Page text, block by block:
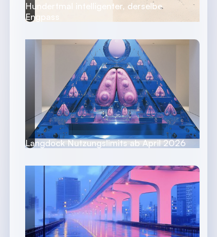
Hundertmal intelligenter, derselbe
Engpass
Langdock Nutzungslimits ab April 2026